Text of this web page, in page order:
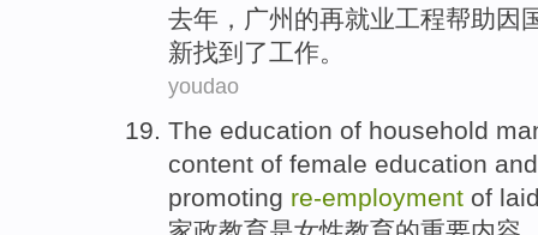
去年 ， 广州 的再就业工程帮助因
新找到了工作。
youdao
The education of household
content of female education
promoting re-employment of